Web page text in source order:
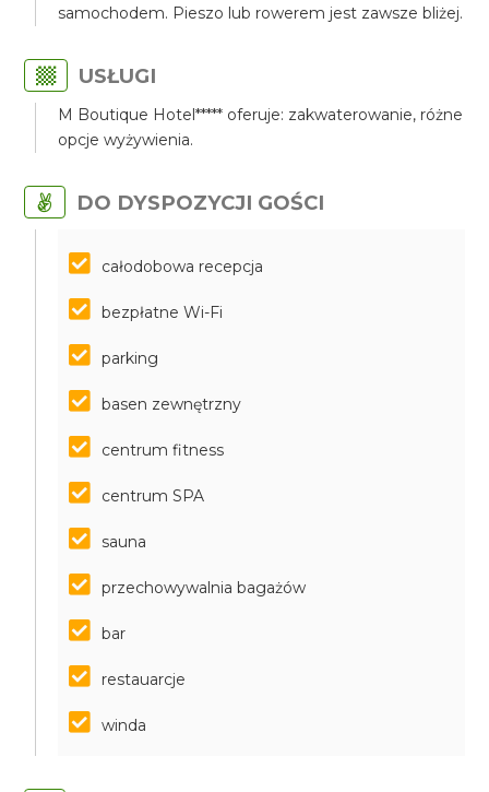
samochodem. Pieszo lub rowerem jest zawsze bliżej.
USŁUGI
M Boutique Hotel***** oferuje: zakwaterowanie, różne
opcje wyżywienia.
DO DYSPOZYCJI GOŚCI
całodobowa recepcja
bezpłatne Wi-Fi
parking
basen zewnętrzny
centrum fitness
centrum SPA
sauna
przechowywalnia bagażów
bar
restauarcje
winda